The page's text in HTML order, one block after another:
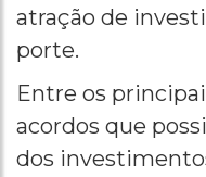
atração de
porte.
Entre os
acordos que
dos